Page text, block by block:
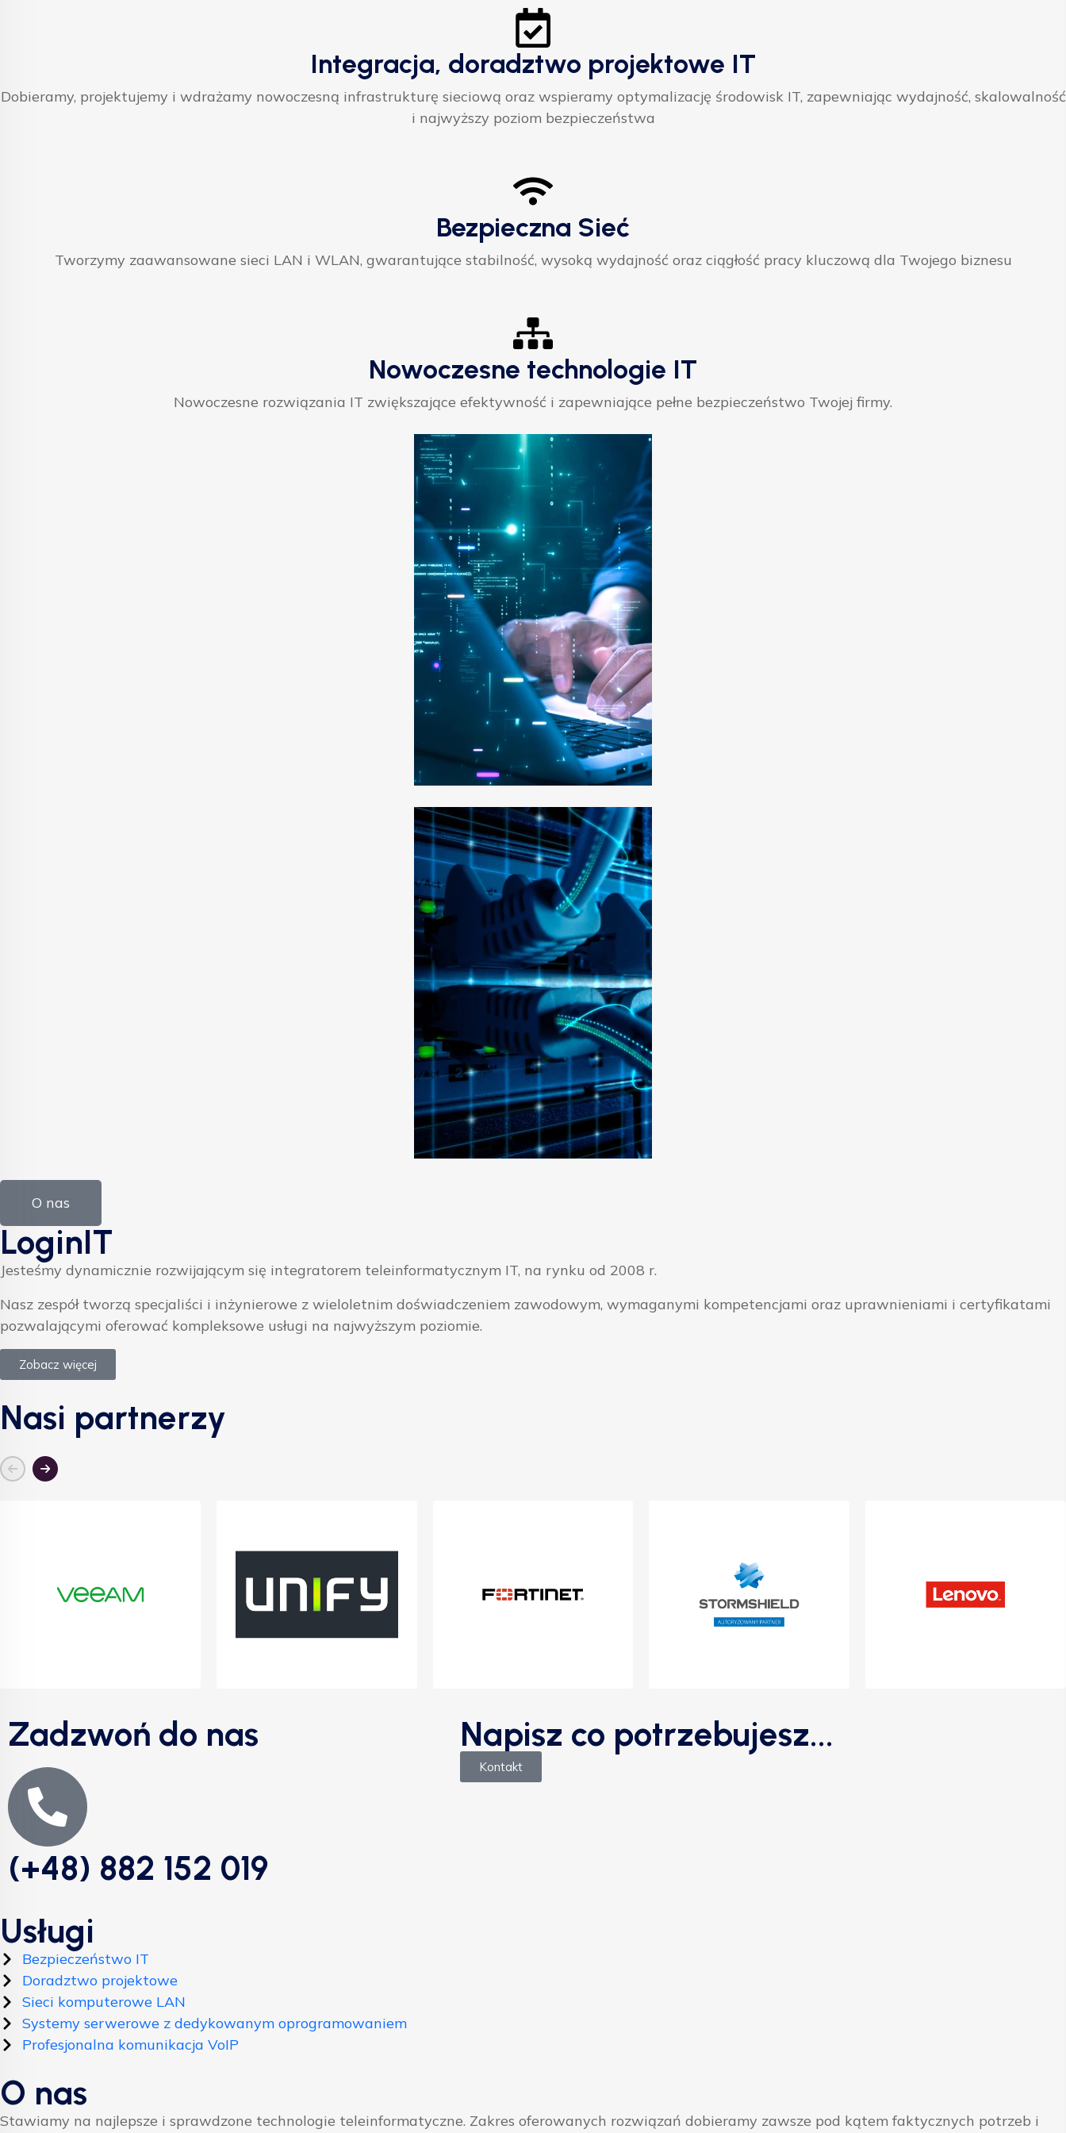
Integracja, doradztwo projektowe IT
Dobieramy, projektujemy i wdrażamy nowoczesną infrastrukturę sieciową oraz wspieramy optymalizację środowisk IT, zapewniając wydajność, skalowalność
i najwyższy poziom bezpieczeństwa
Bezpieczna Sieć
Tworzymy zaawansowane sieci LAN i WLAN, gwarantujące stabilność, wysoką wydajność oraz ciągłość pracy kluczową dla Twojego biznesu
Nowoczesne technologie IT
Nowoczesne rozwiązania IT zwiększające efektywność i zapewniające pełne bezpieczeństwo Twojej firmy.
O nas
LoginIT
Jesteśmy dynamicznie rozwijającym się integratorem teleinformatycznym IT, na rynku od 2008 r.
Nasz zespół tworzą specjaliści i inżynierowe z wieloletnim doświadczeniem zawodowym, wymaganymi kompetencjami oraz uprawnieniami i certyfikatami
pozwalającymi oferować kompleksowe usługi na najwyższym poziomie.
Zobacz więcej
Nasi partnerzy
Zadzwoń do nas
(+48) 882 152 019
Napisz co potrzebujesz...
Kontakt
Usługi
Bezpieczeństwo IT
Doradztwo projektowe
Sieci komputerowe LAN
Systemy serwerowe z dedykowanym oprogramowaniem
Profesjonalna komunikacja VoIP
O nas
Stawiamy na najlepsze i sprawdzone technologie teleinformatyczne. Zakres oferowanych rozwiązań dobieramy zawsze pod kątem faktycznych potrzeb i